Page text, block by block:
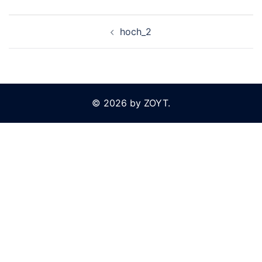
hoch_2
© 2026 by ZOYT.